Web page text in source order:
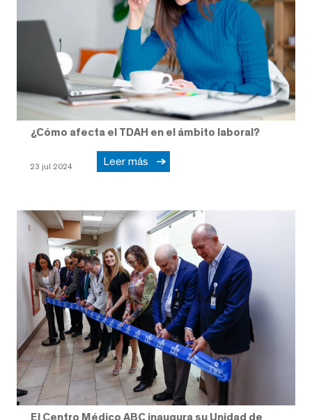
¿Cómo afecta el TDAH en el ámbito laboral?
23 jul 2024 Leer más
El Centro Médico ABC inaugura su Unidad de